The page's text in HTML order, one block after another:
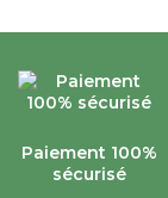
Paiement 100%
sécurisé